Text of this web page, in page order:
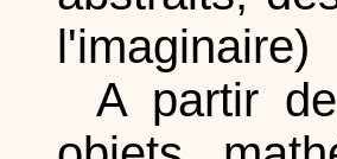
l'imaginaire)
A partir